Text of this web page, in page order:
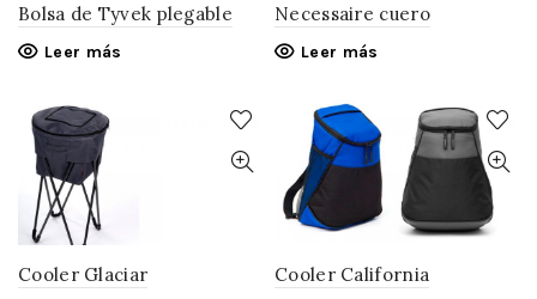
Bolsa de Tyvek plegable
Leer más
Necessaire cuero
Leer más
Cooler Glaciar Cooler California